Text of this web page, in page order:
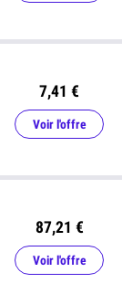
87,21 €
Voir l'offre
7,41 €
Voir l'offre